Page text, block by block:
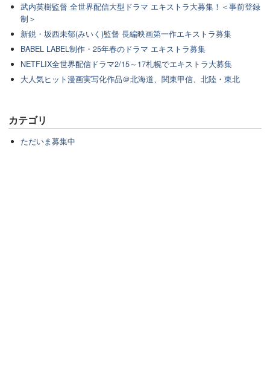
武内英樹監督 全世界配信大型ドラマ エキストラ大募集！＜事前登録
制＞
新鋭・坂西未郁(みいく)監督 長編映画第一作エキストラ募集
BABEL LABEL制作・25年春のドラマ エキストラ募集
NETFLIX全世界配信ドラマ2/15～17札幌でエキストラ大募集
大人気ヒット漫画実写化作品＠北海道、関東甲信、北陸・東北
カテゴリ
ただいま募集中